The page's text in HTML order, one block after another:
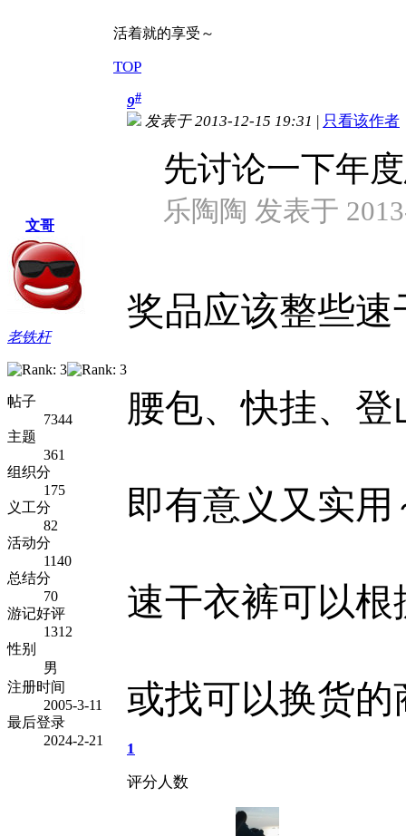
活着就的享受～
TOP
文哥
老铁杆
帖子
7344
主题
361
组织分
175
义工分
82
活动分
1140
总结分
70
游记好评
1312
性别
男
注册时间
2005-3-11
最后登录
2024-2-21
9#
发表于 2013-12-15 19:31 | 只看该作者
先讨论一下年
乐陶陶 发表于
奖品应该整些速
腰包、快挂、
即有意义又实用
速干衣裤可以
或找可以换货的
1
评分人数